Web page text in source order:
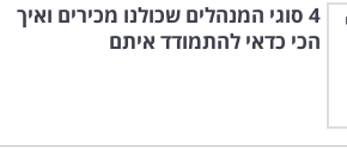
4 סוגי המנהלים שכולנו מכירים ואיך
הכי כדאי להתמודד איתם